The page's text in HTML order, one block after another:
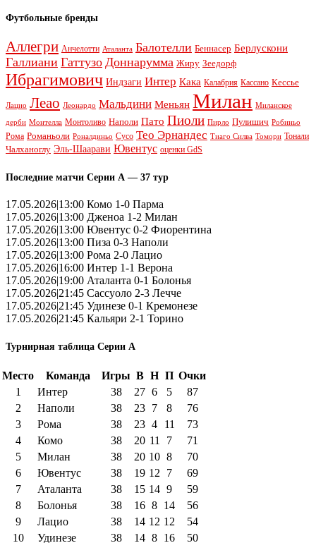
Футбольные бренды
Аллегри Анчелотти Аталанта Балотелли Беннасер Берлускони
Галлиани Гаттузо Доннарумма Жиру Зеедорф
Ибрагимович Индзаги Интер Кака Калабрия Кассано Кессье
Лацио Леао Леонардо Мальдини Меньян Милан Миланское
дерби Монтелла Монтоливо Наполи Пато Пиоли Пирло Пулишич Робиньо
Рома Романьоли Роналдиньо Сусо Тео Эрнандес Тиаго Силва Томори Тонали
Чалханоглу Эль-Шаарави Ювентус оценки GdS
Последние матчи Серии А — 37 тур
17.05.2026|13:00 Комо 1-0 Парма
17.05.2026|13:00 Дженоа 1-2 Милан
17.05.2026|13:00 Ювентус 0-2 Фиорентина
17.05.2026|13:00 Пиза 0-3 Наполи
17.05.2026|13:00 Рома 2-0 Лацио
17.05.2026|16:00 Интер 1-1 Верона
17.05.2026|19:00 Аталанта 0-1 Болонья
17.05.2026|21:45 Сассуоло 2-3 Лечче
17.05.2026|21:45 Удинезе 0-1 Кремонезе
17.05.2026|21:45 Кальяри 2-1 Торино
Турнирная таблица Серии А
Место Команда Игры В Н П Очки
1
Интер 38 27 6 5
87
2
Наполи 38 23 7 8
76
3
Рома 38 23 4 11
73
4
Комо 38 20 11 7
71
5
Милан 38 20 10 8
70
6
Ювентус 38 19 12 7
69
7
Аталанта 38 15 14 9
59
8
Болонья 38 16 8 14
56
9
Лацио 38 14 12 12
54
10
Удинезе 38 14 8 16
50